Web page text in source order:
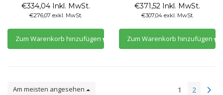
€334,04 Inkl. MwSt.
€276,07 exkl. MwSt.
Zum Warenkorb hinzufügen
€371,52 Inkl. MwSt.
€307,04 exkl. MwSt.
Zum Warenkorb hinzufügen
Am meisten angesehen 1 2